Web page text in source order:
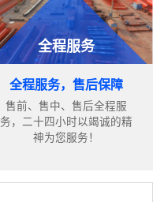
全程服务
全程服务，售后保障
售前、售中、售后全程服
务，二十四小时以竭诚的精
神为您服务！